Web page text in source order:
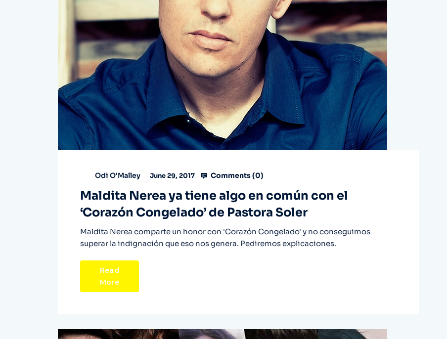
Odi O'Malley June 29, 2017 Comments (0)
Maldita Nerea ya tiene algo en común con el
‘Corazón Congelado’ de Pastora Soler
Maldita Nerea comparte un honor con 'Corazón Congelado' y no conseguimos
superar la indignación que eso nos genera. Pediremos explicaciones.
Read
More